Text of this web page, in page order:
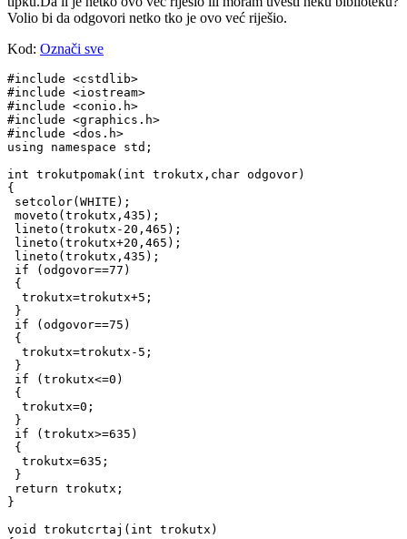
Volio bi da odgovori netko tko je ovo već riješio.
Kod: Označi sve
#include <cstdlib>
#include <iostream>
#include <conio.h>
#include <graphics.h>
#include <dos.h>
using namespace std;
int trokutpomak(int trokutx,char odgovor)
{
setcolor(WHITE);
moveto(trokutx,435);
lineto(trokutx-20,465);
lineto(trokutx+20,465);
lineto(trokutx,435);
if (odgovor==77)
{
  trokutx=trokutx+5;
}
if (odgovor==75)
{
  trokutx=trokutx-5;
}
if (trokutx<=0)
{
  trokutx=0;
}
if (trokutx>=635)
{
  trokutx=635;
}
return trokutx;
}
void trokutcrtaj(int trokutx)